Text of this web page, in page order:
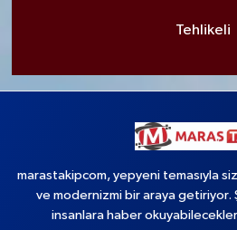
Tehlikeli
marastakipcom, yepyeni temasıyla
ve modernizmi bir araya getiriyor.
insanlara haber